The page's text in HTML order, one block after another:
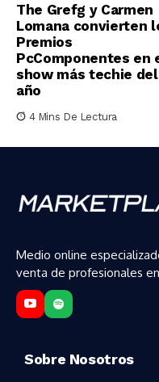
The Grefg y Carmen
Lomana convierten
Premios
PcComponentes en
show más techie del
año
4 Mins De Lectura
Medio online
venta de profesionales
Sobre Nosotros